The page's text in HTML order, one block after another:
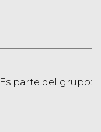
Es parte del grupo: